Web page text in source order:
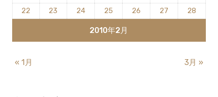
2010年2月
22
23 24 25 26 27 28
« 1月 3月 »